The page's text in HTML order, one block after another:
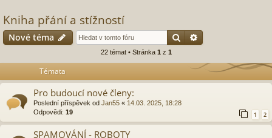
od
ka
Kniha přání a stížností
Nové téma Hledat
22 témat • Stránka 1 z 1
Témata
Pro budoucí nové členy:
Poslední příspěvek od Jan55 « 14.03. 2025, 18:28
Odpovědi: 19 1 2
SPAMOVÁNÍ - ROBOTY